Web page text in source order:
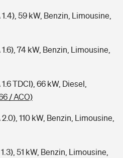
59 kW, Benzin, Limousine,
74 kW, Benzin, Limousine,
TDCI), 66 kW, Diesel,
/ ACO)
110 kW, Benzin, Limousine,
51 kW, Benzin, Limousine,